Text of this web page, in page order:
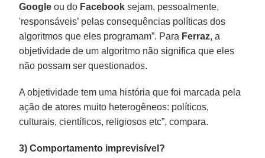
Google ou do Facebook sejam, pessoalmente,
'responsáveis’ pelas consequências políticas dos
algoritmos que eles programam”. Para Ferraz, a
objetividade de um algoritmo não significa que eles
não possam ser questionados.
A objetividade tem uma história que foi marcada pela
ação de atores muito heterogêneos: políticos,
culturais, científicos, religiosos etc”, compara.
3) Comportamento imprevisível?